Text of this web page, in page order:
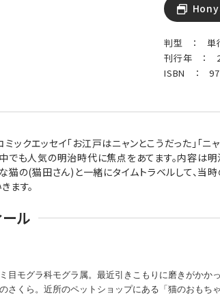
判型 ： 単
刊行年 ：
ISBN ：
ックエッセイ「お江戸はニャンとこうだった」「
でも人気の明治時代に焦点をあてます。内容は明治時
猫の(猫田さん)と一緒にタイムトラベルして、当
ます。
ル
目モグラ科モグラ属。最近引きこもりに磨きがか
さくら。近所のペットショップにある「猫のおも